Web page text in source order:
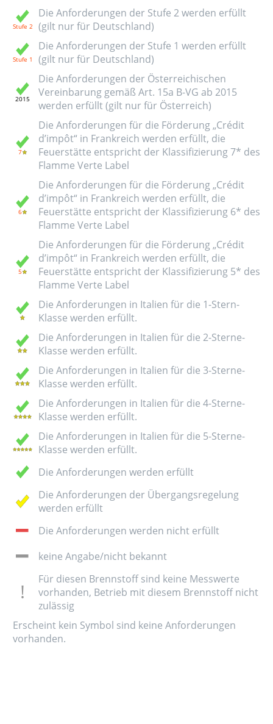
Die Anforderungen der Stufe 2 werden erfüllt
(gilt nur für Deutschland)
Die Anforderungen der Stufe 1 werden erfüllt
(gilt nur für Deutschland)
Die Anforderungen der Österreichischen
Vereinbarung gemäß Art. 15a B-VG ab 2015
werden erfüllt (gilt nur für Österreich)
Die Anforderungen für die Förderung „Crédit
d’impôt“ in Frankreich werden erfüllt, die
Feuerstätte entspricht der Klassifizierung 7* des
Flamme Verte Label
Die Anforderungen für die Förderung „Crédit
d’impôt“ in Frankreich werden erfüllt, die
Feuerstätte entspricht der Klassifizierung 6* des
Flamme Verte Label
Die Anforderungen für die Förderung „Crédit
d’impôt“ in Frankreich werden erfüllt, die
Feuerstätte entspricht der Klassifizierung 5* des
Flamme Verte Label
Die Anforderungen in Italien für die 1-Stern-
Klasse werden erfüllt.
Die Anforderungen in Italien für die 2-Sterne-
Klasse werden erfüllt.
Die Anforderungen in Italien für die 3-Sterne-
Klasse werden erfüllt.
Die Anforderungen in Italien für die 4-Sterne-
Klasse werden erfüllt.
Die Anforderungen in Italien für die 5-Sterne-
Klasse werden erfüllt.
Die Anforderungen werden erfüllt
Die Anforderungen der Übergangsregelung
werden erfüllt
Die Anforderungen werden nicht erfüllt
keine Angabe/nicht bekannt
Für diesen Brennstoff sind keine Messwerte
vorhanden, Betrieb mit diesem Brennstoff nicht
zulässig
Erscheint kein Symbol sind keine Anforderungen
vorhanden.